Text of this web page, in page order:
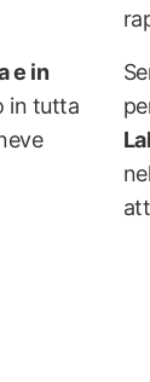
e in
in tutta